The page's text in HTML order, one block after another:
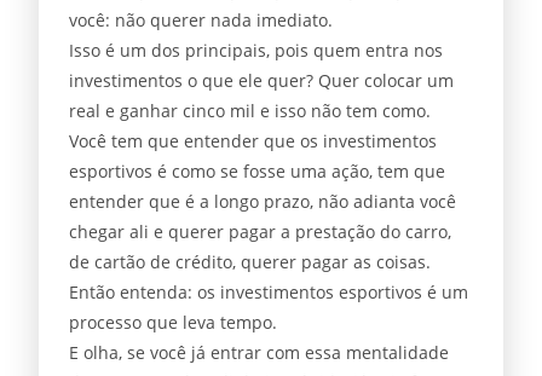
você: não querer nada imediato.
Isso é um dos principais, pois quem entra nos
investimentos o que ele quer? Quer colocar um
real e ganhar cinco mil e isso não tem como.
Você tem que entender que os investimentos
esportivos é como se fosse uma ação, tem que
entender que é a longo prazo, não adianta você
chegar ali e querer pagar a prestação do carro,
de cartão de crédito, querer pagar as coisas.
Então entenda: os investimentos esportivos é um
processo que leva tempo.
E olha, se você já entrar com essa mentalidade